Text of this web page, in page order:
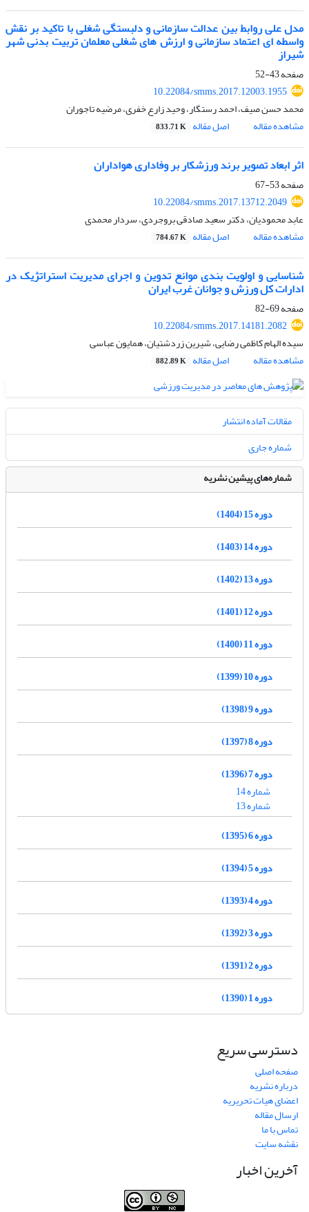
مدل علی روابط بین عدالت سازمانی و دلبستگی شغلی با تاکید بر نقش
واسطه ای اعتماد سازمانی و ارزش های شغلی معلمان تربیت بدنی شهر
شیراز
صفحه43-52
10.22084/smms.2017.12003.1955
محمد حسن صیف، احمد رستگار، وحید زارع خفری، مرضیه تاجوران
مشاهده مقاله
اصل مقاله 833.71 K
اثر ابعاد تصویر برند ورزشکار بر وفاداری هواداران
صفحه53-67
10.22084/smms.2017.13712.2049
عابد محمودیان، دکتر سعید صادقی بروجردی، سردار محمدی
مشاهده مقاله
اصل مقاله 784.67 K
شناسایی و اولویت بندی موانع تدوین و اجرای مدیریت استراتژیک در
ادارات کل ورزش و جوانان غرب ایران
صفحه69-82
10.22084/smms.2017.14181.2082
سیده الهام کاظمی رضایی، شیرین زردشتیان، همایون عباسی
مشاهده مقاله
اصل مقاله 882.89 K
مقالات آماده انتشار
شماره جاری
شماره‌های پیشین نشریه
دوره 15 (1404)
دوره 14 (1403)
دوره 13 (1402)
دوره 12 (1401)
دوره 11 (1400)
دوره 10 (1399)
دوره 9 (1398)
دوره 8 (1397)
دوره 7 (1396)
شماره 14
شماره 13
دوره 6 (1395)
دوره 5 (1394)
دوره 4 (1393)
دوره 3 (1392)
دوره 2 (1391)
دوره 1 (1390)
دسترسی سریع
صفحه اصلی
درباره نشریه
اعضای هیات تحریریه
ارسال مقاله
تماس با ما
نقشه سایت
آخرین اخبار